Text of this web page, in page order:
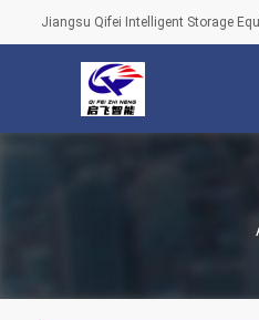
Jiangsu Qifei Intelligent Storage